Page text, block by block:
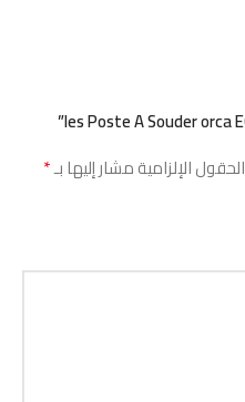
الحقول الإلزامية مشار إليها بـ*